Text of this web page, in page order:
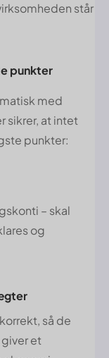
står
punkter
med
sikrer, at intet
punkter:
– skal
og
så de
et